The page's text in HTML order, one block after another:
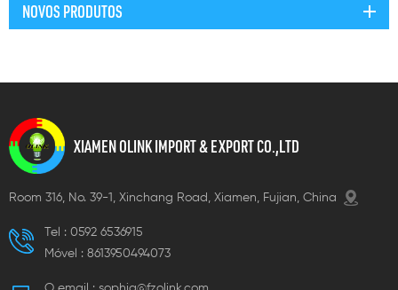
NOVOS PRODUTOS
XIAMEN OLINK IMPORT & EXPORT CO.,LTD
Room 316, No. 39-1, Xinchang Road, Xiamen, Fujian, China
Tel : 0592 6536915
Móvel : 8613950494073